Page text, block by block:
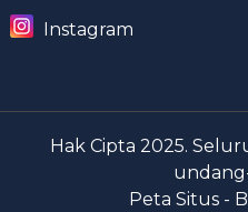
Instagram
Hak Cipta 2025.
Peta Situs -